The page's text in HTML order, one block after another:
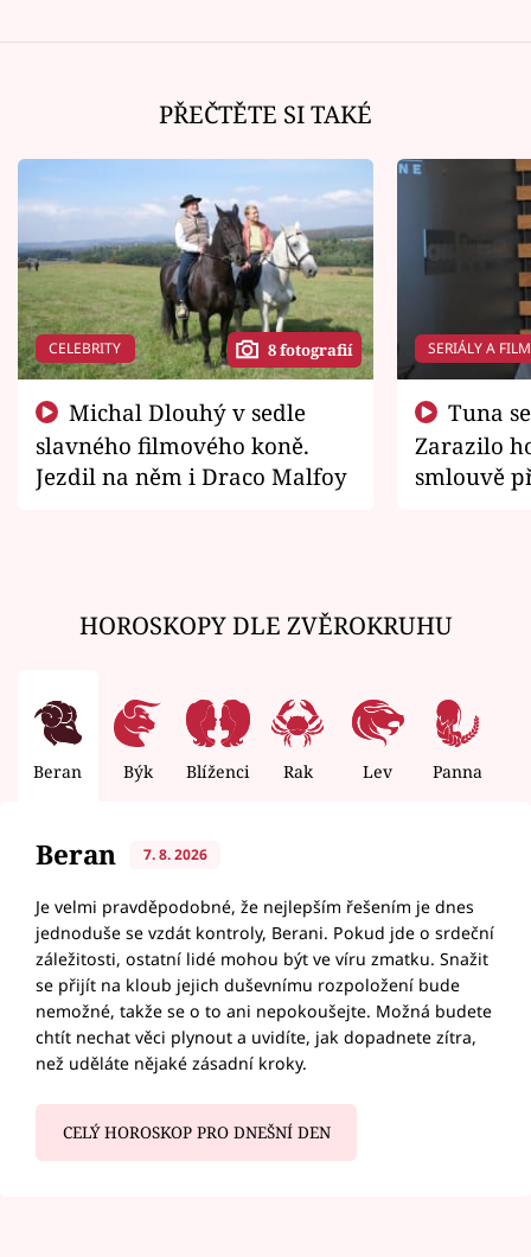
PŘEČTĚTE SI TAKÉ
CELEBRITY 8 fotografií
slavného filmového koně.
Jezdil na něm i Draco Malfoy
SERIÁLY A
Zarazilo
smlouvě
HOROSKOPY DLE ZVĚROKRUHU
Beran Býk Blíženci Rak Lev Panna
Beran 7. 8. 2026
Je velmi pravděpodobné, že nejlepším řešením je dnes
jednoduše se vzdát kontroly, Berani. Pokud jde o srdeční
záležitosti, ostatní lidé mohou být ve víru zmatku. Snažit
se přijít na kloub jejich duševnímu rozpoložení bude
nemožné, takže se o to ani nepokoušejte. Možná budete
chtít nechat věci plynout a uvidíte, jak dopadnete zítra,
než uděláte nějaké zásadní kroky.
CELÝ HOROSKOP PRO DNEŠNÍ DEN